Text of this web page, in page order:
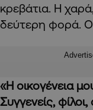
κρεβάτια. Η
δεύτερη φορά. Ο
«Η οικογένεια
Συγγενείς,